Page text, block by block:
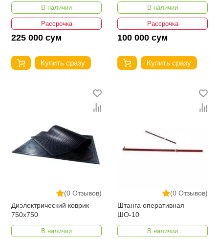
В наличии
Рассрочка
225 000 сум
Купить сразу
В наличии
Рассрочка
100 000 сум
Купить сразу
(0 Отзывов)
Диэлектрический коврик
750х750
В наличии
(0 Отзывов)
Штанга оперативная
ШО-10
В наличии